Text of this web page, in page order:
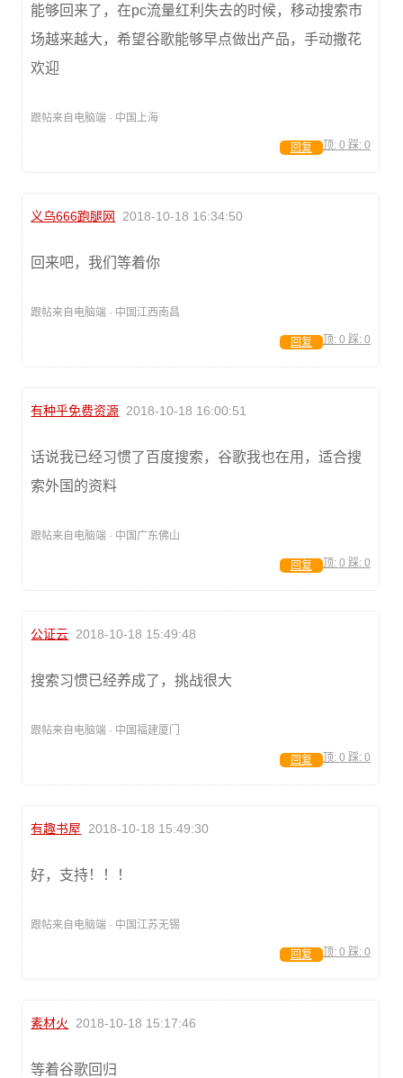
能够回来了，在pc流量红利失去的时候，移动搜索市
场越来越大，希望谷歌能够早点做出产品，手动撒花
欢迎
跟帖来自电脑端 · 中国上海
顶: 0 踩: 0
回复
义乌666跑腿网 2018-10-18 16:34:50
回来吧，我们等着你
跟帖来自电脑端 · 中国江西南昌
顶: 0 踩: 0
回复
有种乎免费资源 2018-10-18 16:00:51
话说我已经习惯了百度搜索，谷歌我也在用，适合搜
索外国的资料
跟帖来自电脑端 · 中国广东佛山
顶: 0 踩: 0
回复
公证云 2018-10-18 15:49:48
搜索习惯已经养成了，挑战很大
跟帖来自电脑端 · 中国福建厦门
顶: 0 踩: 0
回复
有趣书屋 2018-10-18 15:49:30
好，支持！！！
跟帖来自电脑端 · 中国江苏无锡
顶: 0 踩: 0
回复
素材火 2018-10-18 15:17:46
等着谷歌回归